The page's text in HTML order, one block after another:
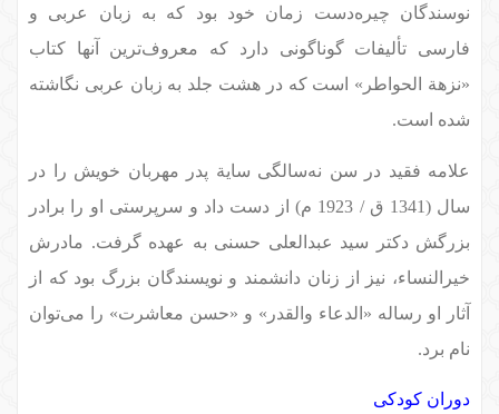
نوسندگان چیره‌دست زمان خود بود که به زبان عربی و
فارسی تألیفات گوناگونی دارد که معروف‌ترین آنها کتاب
«نزهة الحواطر» است که در هشت جلد به زبان عربی نگاشته
شده است.
علامه فقید در سن نه‌سالگی سایة پدر مهربان خویش را در
سال (1341 ق / 1923 م) از دست داد و سرپرستی او را برادر
بزرگش دکتر سید عبدالعلی حسنی به عهده گرفت. مادرش
خیرالنساء، نیز از زنان دانشمند و نویسندگان بزرگ بود که از
آثار او رساله «الدعاء والقدر» و «حسن معاشرت» را می‌توان
نام برد.
دوران کودکی